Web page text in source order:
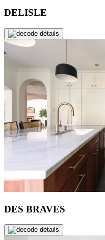
DELISLE
de détails
DES BRAVES
de détails